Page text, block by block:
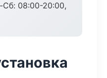
Сб: 08:00-20:00,